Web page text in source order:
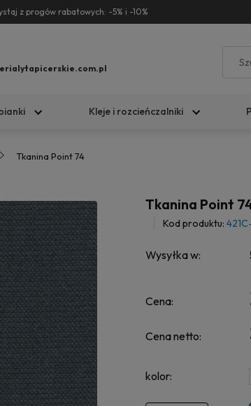
z progów rabatowych: -5% i -10%
Kleje i rozcieńczalniki
Tkanina Point 74
Tkanina Point
Kod produktu:
Wysyłka w:
Cena:
Cena netto:
kolor: